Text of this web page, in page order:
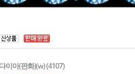
다이아(판화)(w) (4107)